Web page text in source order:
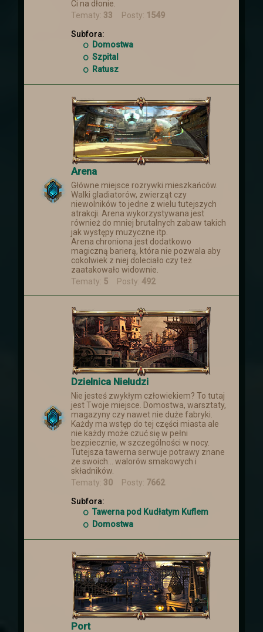
Ci na dłonie.
Tematy: 33 Posty: 1549
Subfora:
Domostwa
Szpital
Ratusz
Arena
Główne miejsce rozrywki mieszkańców.
Walki gladiatorów, zwierząt czy
niewolników to jedne z wielu tutejszych
atrakcji. Arena wykorzystywana jest
również do mniej brutalnych zabaw takich
jak występy muzyczne itp.
Arena chroniona jest dodatkowo
magiczną barierą, która nie pozwala aby
cokolwiek z niej doleciało czy też
zaatakowało widownie.
Tematy: 5 Posty: 492
Dzielnica Nieludzi
Nie jesteś zwykłym człowiekiem? To tutaj
jest Twoje miejsce. Domostwa, warsztaty,
magazyny czy nawet nie duże fabryki.
Każdy ma wstęp do tej części miasta ale
nie każdy może czuć się w pełni
bezpiecznie, w szczególności w nocy.
Tutejsza tawerna serwuje potrawy znane
ze swoich... walorów smakowych i
składników.
Tematy: 30 Posty: 7662
Subfora:
Tawerna pod Kudłatym Kuflem
Domostwa
Port